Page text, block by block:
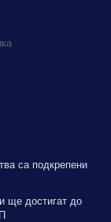
са подкрепени
ще достигат до